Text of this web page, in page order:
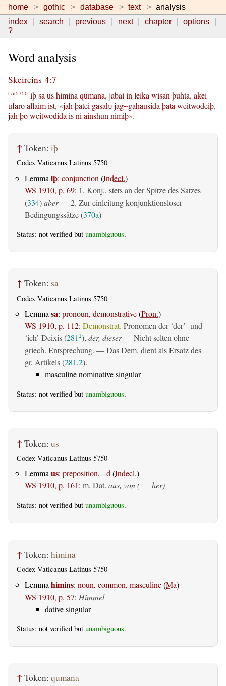
home gothic database text
analysis
index
search previous next chapter
options
?
Word analysis
Skeireins 4:7
Lat5750 iþsa ushimina qumana, jabai in leika wisan þuhta, akei
ufaroallaimist, «jah þatei gasaƕjag~gahausida þata weitwodeiþ,
jah þoweitwodida isni ainshun nimiþ».
↑ Token: iþ
Codex Vaticanus Latinus 5750
Lemma iþ: conjunction (Indecl.)
WS 1910, p. 69: 1. Konj., stets an der Spitze des Satzes
(334)aber— 2. Zur einleitung konjunktionsloser
Bedingungssätze (370a)
Status: not verified but unambiguous.
↑ Token: sa
Codex Vaticanus Latinus 5750
Lemma sa: pronoun, demonstrative(Pron.)
WS 1910, p. 112: Demonstrat. Pronomen der ‘der’- und
‘ich’-Deixis (281 1), der, dieser— Nicht selten ohne
griech. Entsprechung. — Das Dem. dient als Ersatz des
gr. Artikels (281,2).
masculine nominative singular
Status: not verified but unambiguous.
↑ Token: us
Codex Vaticanus Latinus 5750
Lemmaus: preposition, +d(Indecl.)
WS 1910, p. 161: m. Dat. aus, von ( __ her)
Status: not verified but unambiguous.
↑ Token: himina
Codex Vaticanus Latinus 5750
Lemma himins: noun, common, masculine(Ma)
WS 1910, p. 57: Himmel
dative singular
Status: not verified but unambiguous.
↑ Token: qumana